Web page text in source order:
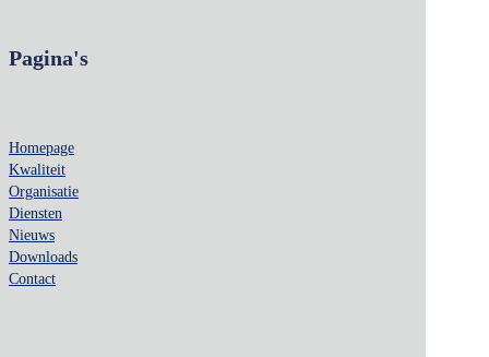
Pagina's
Homepage
Kwaliteit
Organisatie
Diensten
Nieuws
Downloads
Contact